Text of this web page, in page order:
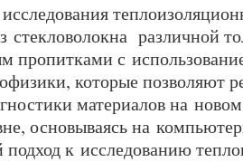
стекловолокна различной
пропитками с
которые позволяют
материалов на
основываясь на
к исследованию